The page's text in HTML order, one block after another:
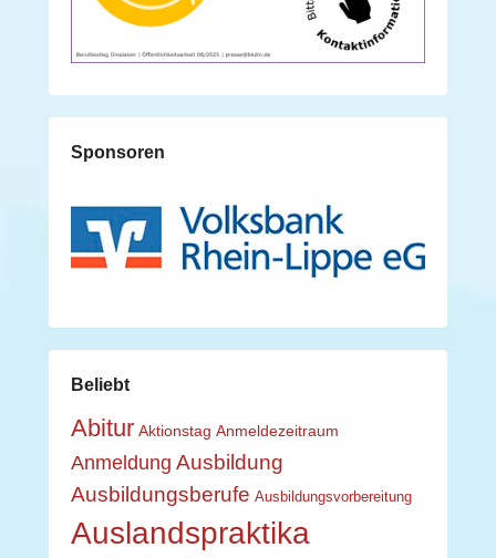
Sponsoren
Beliebt
Abitur Aktionstag Anmeldezeitraum
Anmeldung Ausbildung
Ausbildungsberufe Ausbildungsvorbereitung
Auslandspraktika